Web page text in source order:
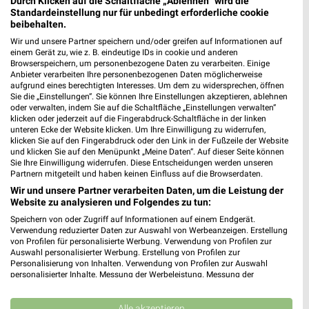
MEHR PROSPEKTE
weekli - Prospekte & Angebote App
Alle Kik Angebote immer griffbereit – mit der kostenlosen
Standardeinstellung nur für unbedingt erforderliche cookie
beibehalten.
Wir und unsere Partner speichern und/oder greifen auf Informationen auf
einem Gerät zu, wie z. B. eindeutige IDs in cookie und anderen
Browserspeichern, um personenbezogene Daten zu verarbeiten. Einige
Anbieter verarbeiten Ihre personenbezogenen Daten möglicherweise
aufgrund eines berechtigten Interesses. Um dem zu widersprechen, öffnen
Sie die „Einstellungen“. Sie können Ihre Einstellungen akzeptieren, ablehnen
oder verwalten, indem Sie auf die Schaltfläche „Einstellungen verwalten“
klicken oder jederzeit auf die Fingerabdruck-Schaltfläche in der linken
unteren Ecke der Website klicken. Um Ihre Einwilligung zu widerrufen,
klicken Sie auf den Fingerabdruck oder den Link in der Fußzeile der Website
und klicken Sie auf den Menüpunkt „Meine Daten“. Auf dieser Seite können
Sie Ihre Einwilligung widerrufen. Diese Entscheidungen werden unseren
Partnern mitgeteilt und haben keinen Einfluss auf die Browserdaten.
Wir und unsere Partner verarbeiten Daten, um die Leistung der
Website zu analysieren und Folgendes zu tun:
Speichern von oder Zugriff auf Informationen auf einem Endgerät.
Verwendung reduzierter Daten zur Auswahl von Werbeanzeigen. Erstellung
von Profilen für personalisierte Werbung. Verwendung von Profilen zur
Auswahl personalisierter Werbung. Erstellung von Profilen zur
Personalisierung von Inhalten. Verwendung von Profilen zur Auswahl
personalisierter Inhalte. Messung der Werbeleistung. Messung der
Kombinationen von Daten aus verschiedenen Quellen. Entwicklung und